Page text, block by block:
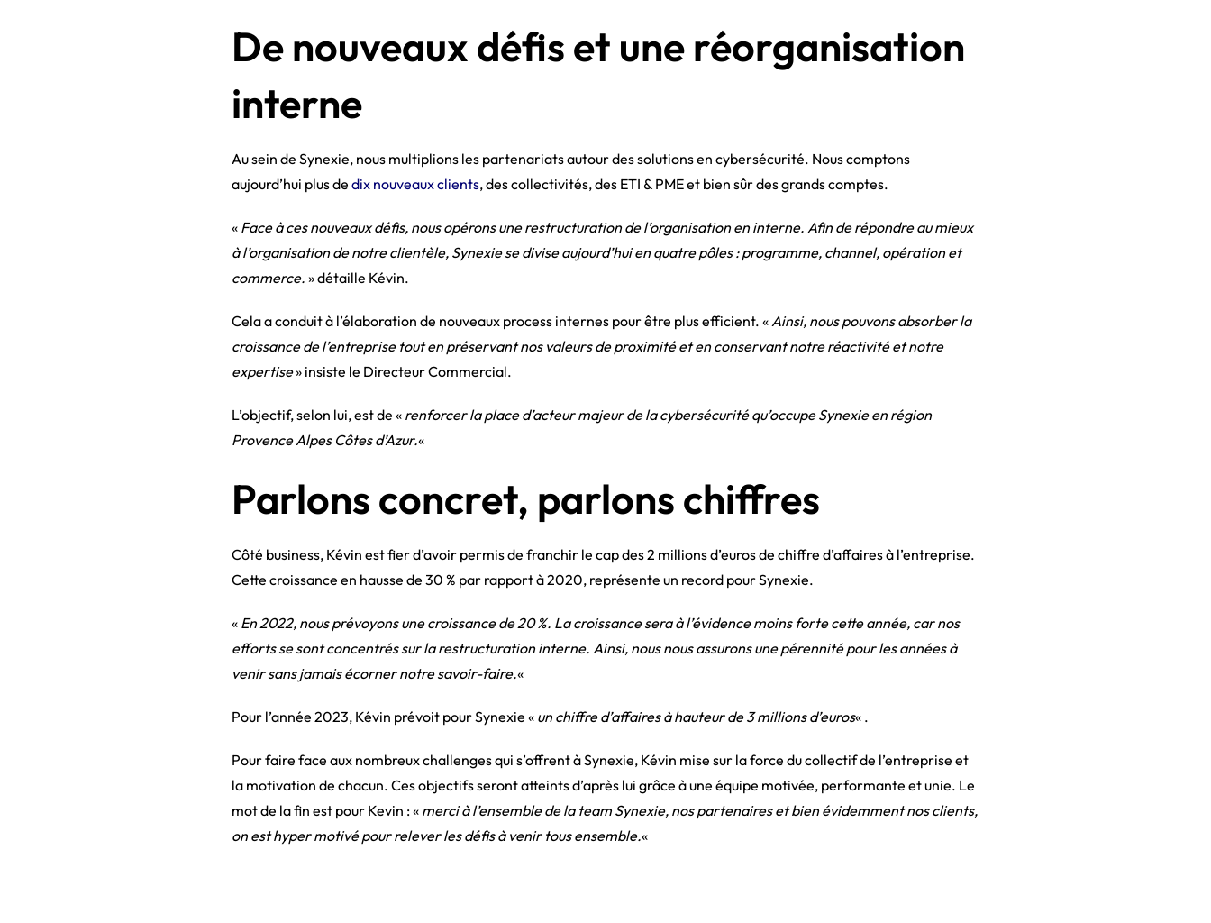
De nouveaux défis et une réorganisation
interne
Au sein de Synexie, nous multiplions les partenariats autour des solutions en cybersécurité. Nous comptons
aujourd’hui plus de dix nouveaux clients, des collectivités, des ETI & PME et bien sûr des grands comptes.
« Face à ces nouveaux défis, nous opérons une restructuration de l’organisation en interne. Afin de répondre au mieux
à l’organisation de notre clientèle, Synexie se divise aujourd’hui en quatre pôles : programme, channel, opération et
commerce. » détaille Kévin.
Cela a conduit à l’élaboration de nouveaux process internes pour être plus efficient. « Ainsi, nous pouvons absorber la
croissance de l’entreprise tout en préservant nos valeurs de proximité et en conservant notre réactivité et notre
expertise» insiste le Directeur Commercial.
L’objectif, selon lui, est de « renforcer la place d’acteur majeur de la cybersécurité qu’occupe Synexie en région
Provence Alpes Côtes d’Azur.«
Parlons concret, parlons chiffres
Côté business, Kévin est fier d’avoir permis de franchir le cap des 2 millions d’euros de chiffre d’affaires à l’entreprise.
Cette croissance en hausse de 30 % par rapport à 2020, représente un record pour Synexie.
« En 2022, nous prévoyons une croissance de 20 %. La croissance sera à l’évidence moins forte cette année, car nos
efforts se sont concentrés sur la restructuration interne. Ainsi, nous nous assurons une pérennité pour les années à
venir sans jamais écorner notre savoir-faire.«
Pour l’année 2023, Kévin prévoit pour Synexie « un chiffre d’affaires à hauteur de 3 millions d’euros« .
Pour faire face aux nombreux challenges qui s’offrent à Synexie, Kévin mise sur la force du collectif de l’entreprise et
la motivation de chacun. Ces objectifs seront atteints d’après lui grâce à une équipe motivée, performante et unie. Le
mot de la fin est pour Kevin : « merci à l’ensemble de la team Synexie, nos partenaires et bien évidemment nos clients,
on est hyper motivé pour relever les défis à venir tous ensemble.«